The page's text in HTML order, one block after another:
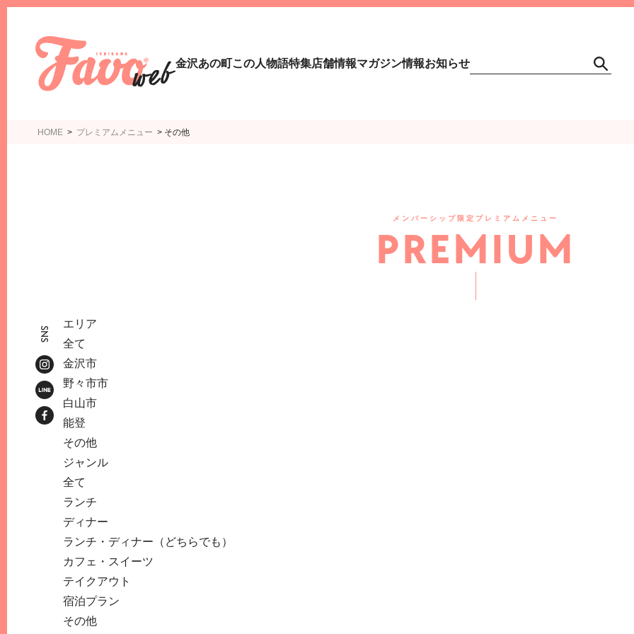
金沢あの町この人物語特集店舗情報マガジン情報お知らせ
SNS
HOME > プレミアムメニュー > その他
メンバーシップ限定プレミアムメニュー
PREMIUM
エリア
全て
金沢市
野々市市
白山市
能登
その他
ジャンル
全て
ランチ
ディナー
ランチ・ディナー（どちらでも）
カフェ・スイーツ
テイクアウト
宿泊プラン
その他